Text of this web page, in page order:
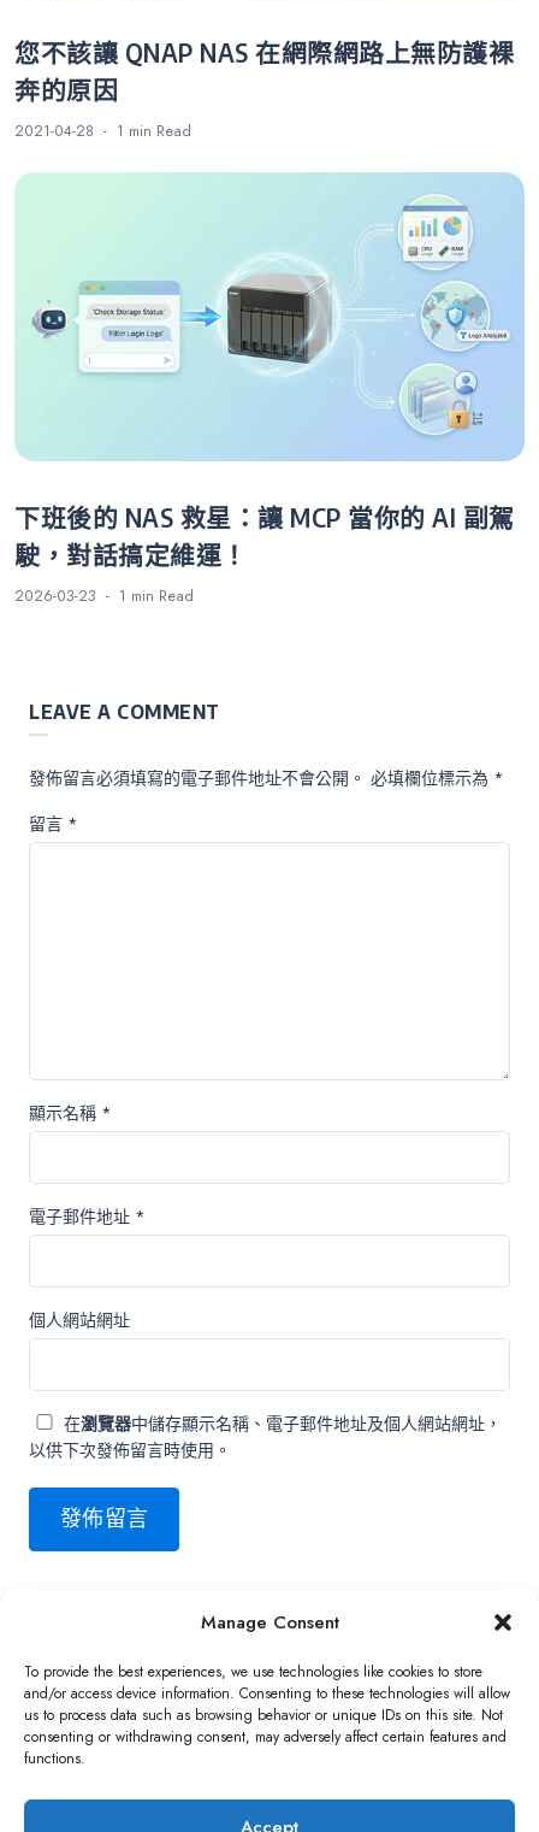
Manage Consent
To provide the best experiences, we use technologies like cookies to store
and/or access device information. Consenting to these technologies will allow
us to process data such as browsing behavior or unique IDs on this site. Not
consenting or withdrawing consent, may adversely affect certain features and
functions.
Accept
您不該讓 QNAP NAS 在網際網路上無防護裸
奔的原因
2021-04-28 1 min Read
下班後的 NAS 救星：讓 MCP 當你的 AI 副駕
駛，對話搞定維運！
2026-03-23 1 min Read
LEAVE A COMMENT
發佈留言必須填寫的電子郵件地址不會公開。 必填欄位標示為 *
留言 *
顯示名稱 *
電子郵件地址 *
個人網站網址
在瀏覽器中儲存顯示名稱、電子郵件地址及個人網站網址，
以供下次發佈留言時使用。